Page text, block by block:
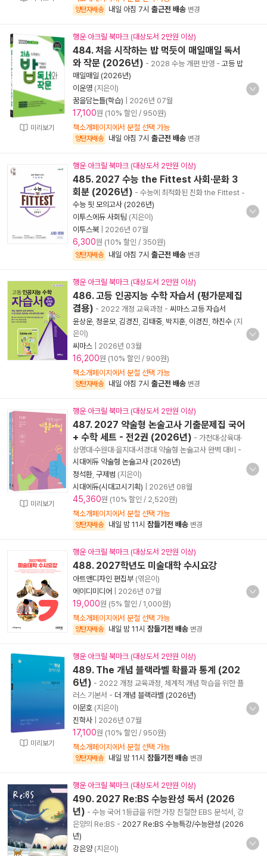
양탄자배송 내일 아침 7시 출근전 배송 변경
미리보기
행운 아크릴 북마크 (대상도서 2만원 이상)
484. 처음 시작하는 밥 먹듯이 매일매일 독서
와 작문 (2026년) - 2028 수능 개편 반영 - 고등 밥
매일매일 (2026년)
이운영 (지은이)
꿈을담는틀(학습)
2026년 07월
17,100원 (10% 할인 / 950원)
책소개페이지에서 분철 선택 가능
양탄자배송 내일 아침 7시 출근전 배송 변경
행운 아크릴 북마크 (대상도서 2만원 이상)
485. 2027 수능 the Fittest 사회·문화 3
회분 (2026년) - 수능에 최적화된 진화 the Fittest -
수능 핏 모의고사 (2026년)
이투스에듀 사회팀 (지은이)
이투스북
2026년 07월
6,300원 (10% 할인 / 350원)
양탄자배송 내일 아침 7시 출근전 배송 변경
행운 아크릴 북마크 (대상도서 2만원 이상)
486. 고등 인공지능 수학 자습서 (평가문제집
겸용) - 2022 개정 교육과정 - 씨마스 고등 자습서
윤상운, 정윤모 김경진 김태중 박지훈 이경진 하진수 (지
은이)
씨마스
2026년 03월
16,200원 (10% 할인 / 900원)
책소개페이지에서 분철 선택 가능
양탄자배송 내일 아침 7시 출근전 배송 변경
미리보기
행운 아크릴 북마크 (대상도서 2만원 이상)
487. 2027 약술형 논술고사 기출문제집 국어
+ 수학 세트 - 전2권 (2026년) - 가천대·삼육대·
상명대·수원대·을지대·서경대 약술형 논술고사 완벽 대비 -
시대에듀 약술형 논술고사 (2026년)
정석환 구제범 (지은이)
시대에듀(시대고시기획)
2026년 08월
45,360원 (10% 할인 / 2,520원)
책소개페이지에서 분철 선택 가능
양탄자배송 내일 밤 11시 잠들기전 배송 변경
행운 아크릴 북마크 (대상도서 2만원 이상)
488. 2027학년도 미술대학 수시요강
아트앤디자인 편집부 (엮은이)
에이디미디어
2026년 07월
19,000원 (5% 할인 / 1,000원)
책소개페이지에서 분철 선택 가능
양탄자배송 내일 밤 11시 잠들기전 배송 변경
미리보기
행운 아크릴 북마크 (대상도서 2만원 이상)
489. The 개념 블랙라벨 확률과 통계 (202
6년) - 2022 개정 교육과정, 체계적 개념 학습을 위한 플
러스 기본서 - 더 개념 블랙라벨 (2026년)
이문호 (지은이)
진학사
2026년 07월
17,100원 (10% 할인 / 950원)
책소개페이지에서 분철 선택 가능
양탄자배송 내일 밤 11시 잠들기전 배송 변경
행운 아크릴 북마크 (대상도서 2만원 이상)
490. 2027 Re:BS 수능완성 독서 (2026
년) - 수능 국어 1등급을 위한 가장 친절한 EBS 분석서, 강
은양의 Re:BS - 2027 Re:BS 수능특강/수능완성 (2026
년)
강은양(지은이)